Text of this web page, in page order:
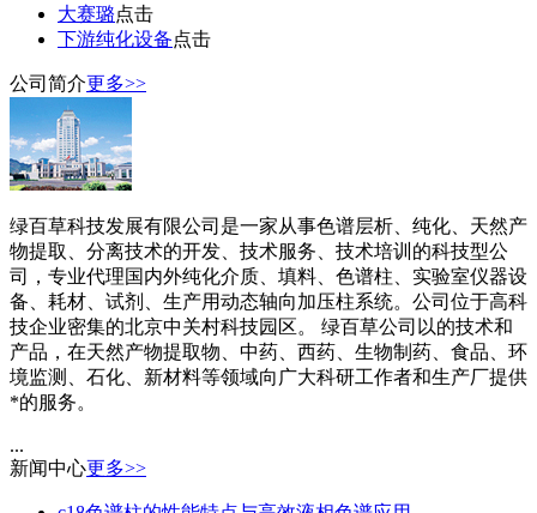
大赛璐点击
下游纯化设备点击
公司简介更多>>
绿百草科技发展有限公司是一家从事色谱层析、纯化、天然产
物提取、分离技术的开发、技术服务、技术培训的科技型公
司，专业代理国内外纯化介质、填料、色谱柱、实验室仪器设
备、耗材、试剂、生产用动态轴向加压柱系统。公司位于高科
技企业密集的北京中关村科技园区。 绿百草公司以的技术和
产品，在天然产物提取物、中药、西药、生物制药、食品、环
境监测、石化、新材料等领域向广大科研工作者和生产厂提供
*的服务。
...
新闻中心更多>>